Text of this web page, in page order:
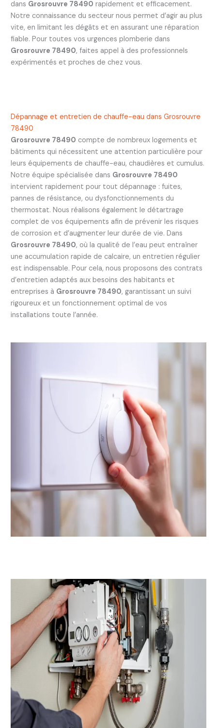
dans Grosrouvre 78490 rapidement et efficacement.
Notre connaissance du secteur nous permet d’agir au plus
vite, en limitant les dégâts et en assurant une réparation
fiable. Pour toutes vos urgences plomberie dans
Grosrouvre 78490, faites appel à des professionnels
expérimentés et proches de chez vous.
Dépannage et entretien de chauffe-eau dans Grosrouvre
78490
Grosrouvre 78490 compte de nombreux logements et
bâtiments qui nécessitent une attention particulière pour
leurs équipements de chauffe-eau, chaudières et cumulus.
Notre équipe spécialisée dans Grosrouvre 78490
intervient rapidement pour tout dépannage : fuites,
pannes de résistance, ou dysfonctionnements du
thermostat. Nous réalisons également le détartrage
complet de vos équipements afin de prévenir les risques
de corrosion et d’augmenter leur durée de vie. Dans
Grosrouvre 78490, où la qualité de l’eau peut entraîner
une accumulation rapide de calcaire, un entretien régulier
est indispensable. Pour cela, nous proposons des contrats
d’entretien adaptés aux besoins des habitants et
entreprises à Grosrouvre 78490, garantissant un suivi
rigoureux et un fonctionnement optimal de vos
installations toute l’année.